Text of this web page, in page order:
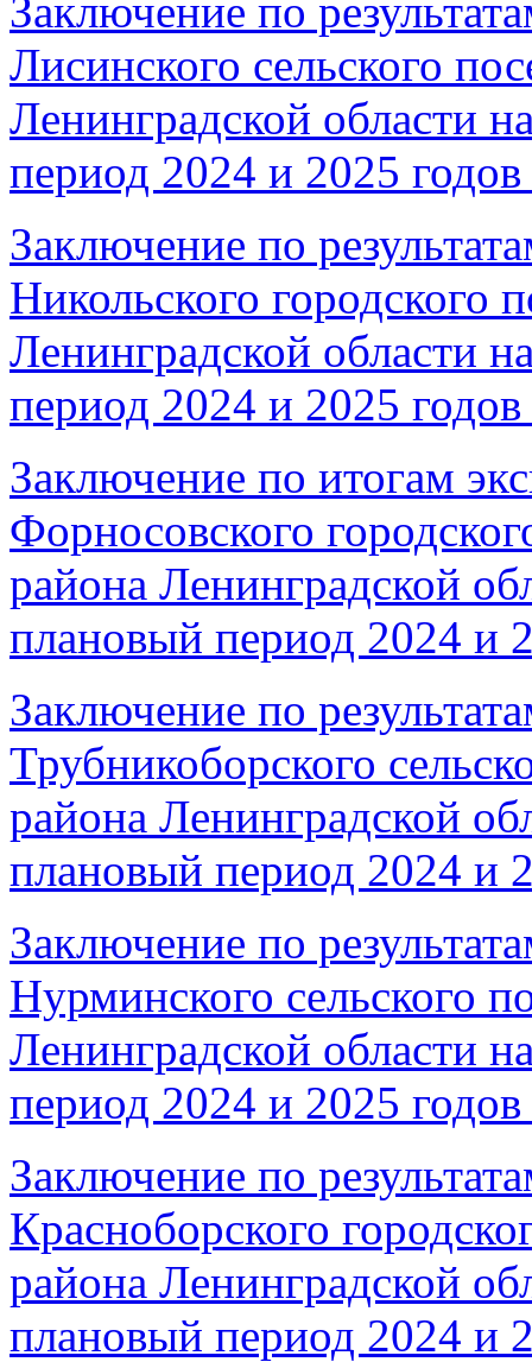
Заключение по
Лисинского сельского
Ленинградской области
период 2024 и 2025
Заключение по
Никольского городского
Ленинградской области
период 2024 и 2025
Заключение по итогам
Форносовского
района Ленинградской
плановый период 2024 и
Заключение по
Трубникоборского
района Ленинградской
плановый период 2024 и
Заключение по
Нурминского сельского
Ленинградской области
период 2024 и 2025
Заключение по
Красноборского
района Ленинградской
плановый период 2024 и